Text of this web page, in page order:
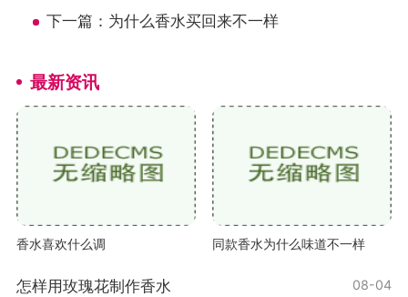
下一篇： 为什么香水买回来不一样
最新资讯
香水喜欢什么调 同款香水为什么味道不一样
怎样用玫瑰花制作香水 08-04